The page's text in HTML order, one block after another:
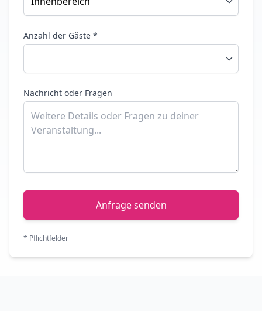
Anzahl der Gäste *
Nachricht oder Fragen
Anfrage senden
* Pflichtfelder